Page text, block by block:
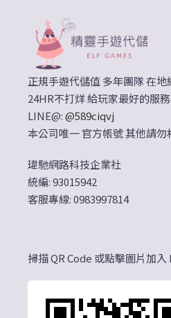
正規手遊代儲值 多年團隊 在地
24HR不打烊 給玩家最好的服
LINE@:@589ciqvj
本公司唯一 官方帳號 其他請勿
瑋馳網路科技企業社
統編: 93015942
客服專線: 0983997814
掃描 QR Code 或點擊圖片加入